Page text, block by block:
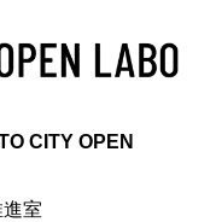
CITY OPEN
室